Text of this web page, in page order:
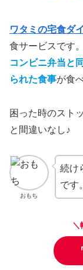
ワタミの宅食ダ
食サービスです。
コンビニ弁当と
られた食事が食
困った時のスト
と間違いなし♪
おもち
続け
です。
＼